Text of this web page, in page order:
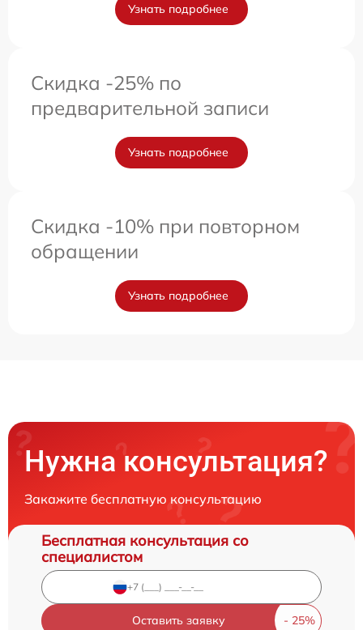
Узнать подробнее
Скидка -25% по
предварительной записи
Узнать подробнее
Скидка -10% при повторном
обращении
Узнать подробнее
Нужна консультация?
Закажите бесплатную консультацию
Бесплатная консультация со
специалистом
Оставить заявку